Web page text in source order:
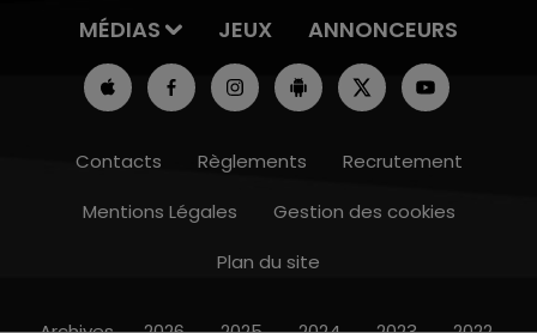
11h00 - 16h00
MÉDIAS
JEUX ANNONCEURS
Contacts Règlements
Recrutement
Mentions Légales
Gestion des cookies
Plan du site